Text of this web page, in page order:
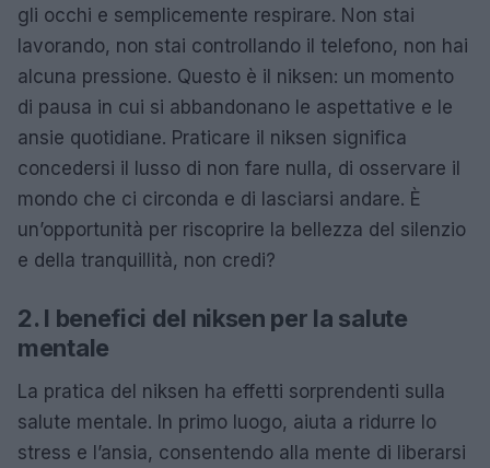
gli occhi e semplicemente respirare. Non stai
lavorando, non stai controllando il telefono, non hai
alcuna pressione. Questo è il niksen: un momento
di pausa in cui si abbandonano le aspettative e le
ansie quotidiane. Praticare il niksen significa
concedersi il lusso di non fare nulla, di osservare il
mondo che ci circonda e di lasciarsi andare. È
un’opportunità per riscoprire la bellezza del silenzio
e della tranquillità, non credi?
2. I benefici del niksen per la salute
mentale
La pratica del niksen ha effetti sorprendenti sulla
salute mentale. In primo luogo, aiuta a ridurre lo
stress e l’ansia, consentendo alla mente di liberarsi